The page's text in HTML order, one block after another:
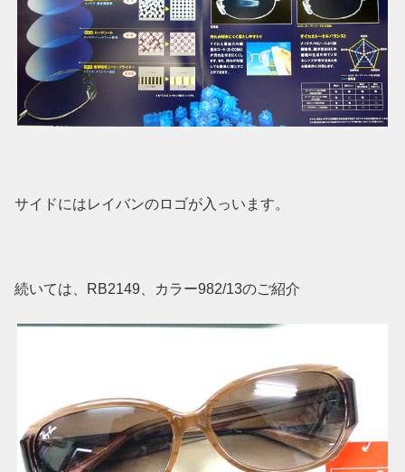
サイドにはレイバンのロゴが入っいます。
続いては、RB2149、カラー982/13のご紹介